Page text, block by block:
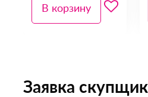
В корзину
Заявка